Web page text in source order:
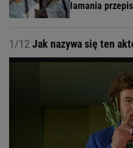
łamania
1/12 Jak nazywa się ten